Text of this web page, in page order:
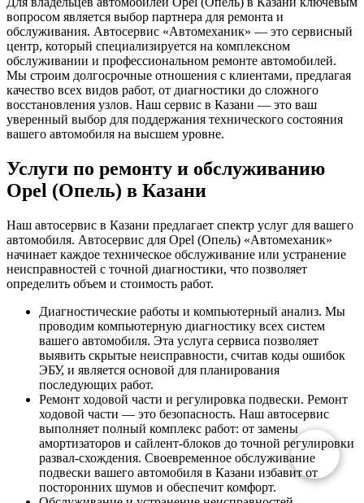
вопросом является выбор партнера для ремонта и
обслуживания. Автосервис «Автомеханик» — это сервисный
центр, который специализируется на комплексном
обслуживании и профессиональном ремонте автомобилей.
Мы строим долгосрочные отношения с клиентами, предлагая
качество всех видов работ, от диагностики до сложного
восстановления узлов. Наш сервис в Казани — это ваш
уверенный выбор для поддержания технического состояния
вашего автомобиля на высшем уровне.
Услуги по ремонту и обслуживанию
Opel (Опель) в Казани
Наш автосервис в Казани предлагает спектр услуг для вашего
автомобиля. Автосервис для Opel (Опель) «Автомеханик»
начинает каждое техническое обслуживание или устранение
неисправностей с точной диагностики, что позволяет
определить объем и стоимость работ.
Диагностические работы и компьютерный анализ. Мы
проводим компьютерную диагностику всех систем
вашего автомобиля. Эта услуга сервиса позволяет
выявить скрытые неисправности, считав коды ошибок
ЭБУ, и является основой для планирования
последующих работ.
Ремонт ходовой части и регулировка подвески. Ремонт
ходовой части — это безопасность. Наш автосервис
выполняет полный комплекс работ: от замены
амортизаторов и сайлент-блоков до точной регулировки
развал-схождения. Своевременное обслуживание
подвески вашего автомобиля в Казани избавит от
посторонних шумов и обеспечит комфорт.